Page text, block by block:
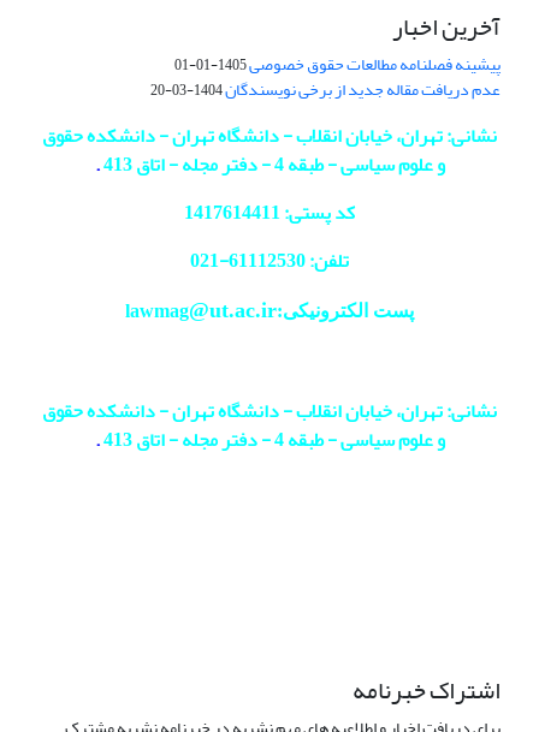
آخرین اخبار
پیشینه فصلنامه مطالعات حقوق خصوصی1405-01-01
عدم دریافت مقاله جدید از برخی نویسندگان1404-03-20
نشانی: تهران، خیابان انقلاب - دانشگاه تهران - دانشکده حقوق
و علوم سیاسی - طبقه 4 - دفتر مجله - اتاق 413
.
کد پستی: 1417614411
تلفن: 61112530-
021
پست الکترونیکی:lawmag@ut.ac.ir
نشانی: تهران، خیابان انقلاب - دانشگاه تهران - دانشکده حقوق
و علوم سیاسی - طبقه 4 - دفتر مجله - اتاق 413
.
اشتراک خبرنامه